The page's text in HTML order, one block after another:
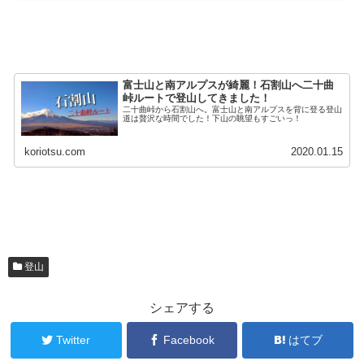
富士山と南アルプスが綺麗！石割山へ二十曲
峠ルートで登山してきました！
二十曲峠から石割山へ。富士山と南アルプスを背に登る登山
道は贅沢な時間でした！下山の眺望もすごいっ！
koriotsu.com 2020.01.15
登山
シェアする
Twitter Facebook はてブ